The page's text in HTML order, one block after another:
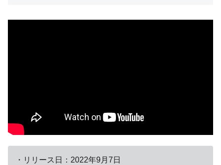
・リリース日：2022年9月7日